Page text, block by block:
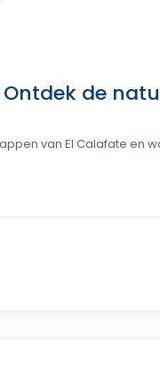
Ontdek de
van El Calafate en